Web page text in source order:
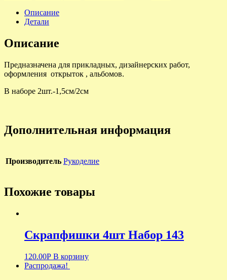
Описание
Детали
Описание
Предназначена для прикладных, дизайнерских работ,
оформления открыток , альбомов.
В наборе 2шт.-1,5см/2см
Дополнительная информация
Производитель Рукоделие
Похожие товары
Скрапфишки 4шт Набор 143
120.00Р В корзину
Распродажа!